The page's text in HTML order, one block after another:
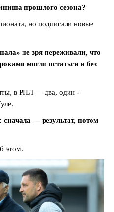
прошлого сезона?
но подписали новые
не зря переживали, что
могли остаться и без
в РПЛ — два, один -
— результат, потом
этом.